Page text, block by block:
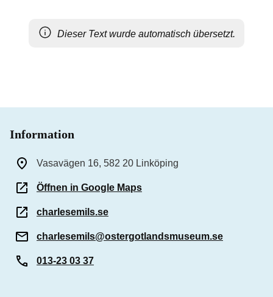
Dieser Text wurde automatisch übersetzt.
Information
Vasavägen 16, 582 20 Linköping
Öffnen in Google Maps
charlesemils.se
charlesemils@ostergotlandsmuseum.se
013-23 03 37